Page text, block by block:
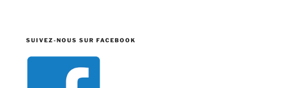
SUIVEZ-NOUS SUR FACEBOOK